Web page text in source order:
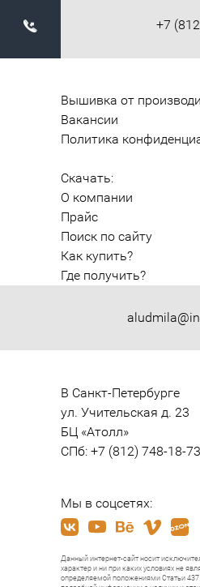
+7
Вышивка от
Вакансии
Политика
Скачать:
О компании
Прайс
Поиск по сайту
Как купить?
Где получить?
В Санкт-Петербурге
ул. Учительская д. 23
БЦ «Атолл»
СПб: +7 (812) 748-18-73
Мы в соцсетях:
Данный интернет-сайт носит
характер и ни при каких условиях не
определяемой положениями Статьи